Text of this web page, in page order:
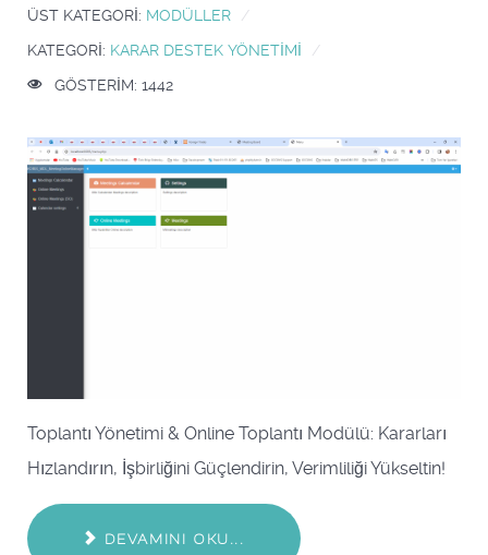
ÜST KATEGORI: MODÜLLER
KATEGORI: KARAR DESTEK YÖNETIMI
GÖSTERIM: 1442
Toplantı Yönetimi & Online Toplantı Modülü: Kararları
Hızlandırın, İşbirliğini Güçlendirin, Verimliliği Yükseltin!
DEVAMINI OKU...